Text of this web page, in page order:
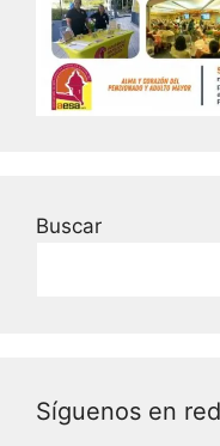
Buscar
Síguenos en